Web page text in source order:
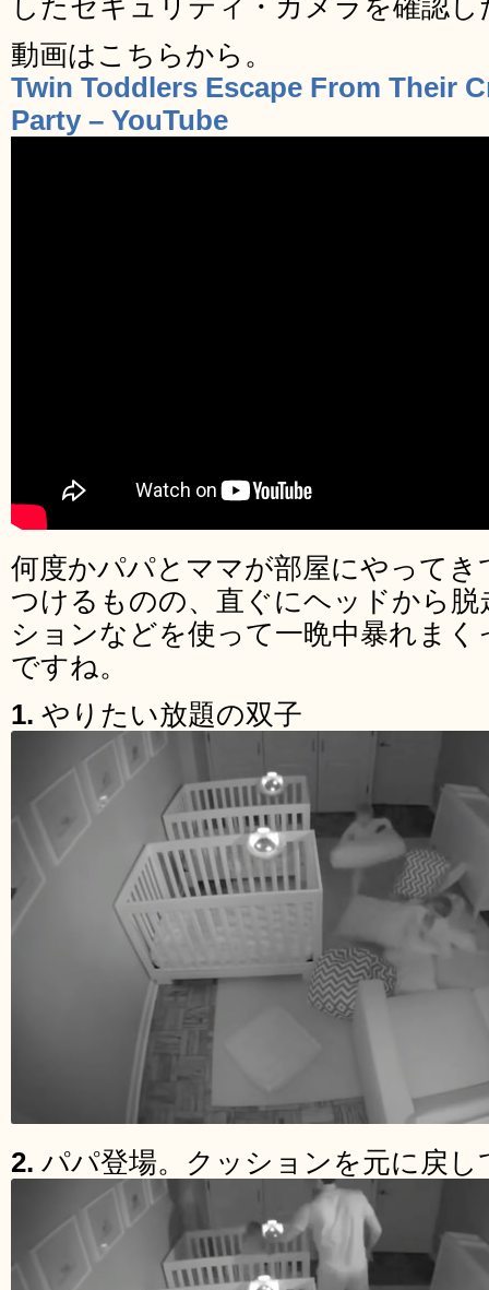
したセキュリティ・カメラを確認
動画はこちらから。
Twin Toddlers Escape From Their
Party – YouTube
何度かパパとママが部屋にやって
つけるものの、直ぐにヘッドから
ションなどを使って一晩中暴れま
ですね。
1. やりたい放題の双子
2. パパ登場。クッションを元に戻